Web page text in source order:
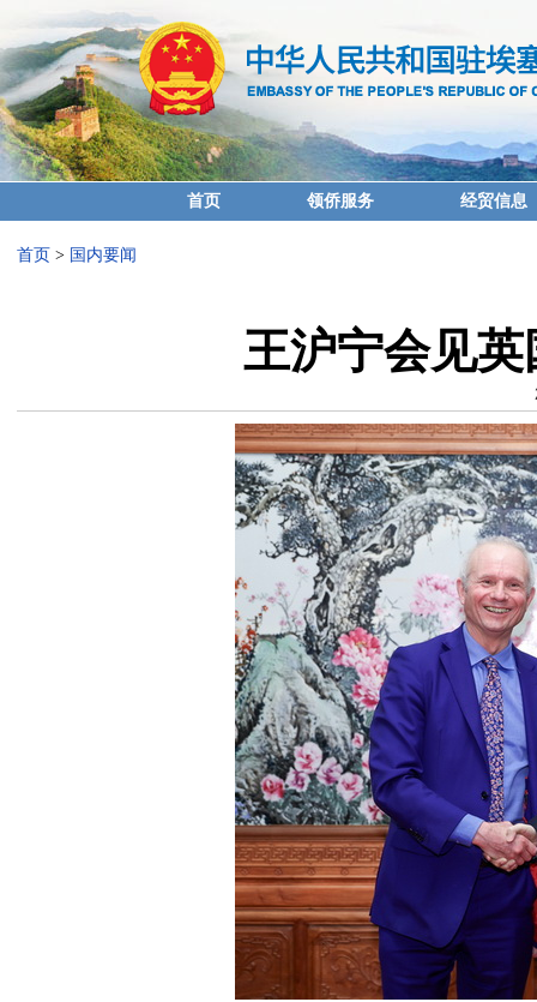
首页 领侨服务 经贸信息
首页 > 国内要闻
王沪宁会见